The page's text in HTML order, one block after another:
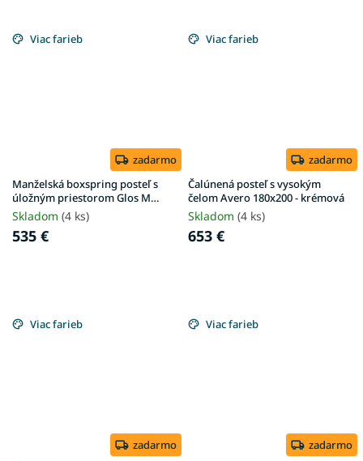
Viac farieb
zadarmo
Manželská boxspring posteľ s
úložným priestorom Glos M
160x200 - sivá
Skladom (4 ks)
535 €
Viac farieb
zadarmo
Čalúnená posteľ s vysokým
čelom Avero 180x200 - krémová
Skladom (4 ks)
653 €
Viac farieb
zadarmo
Viac farieb
zadarmo